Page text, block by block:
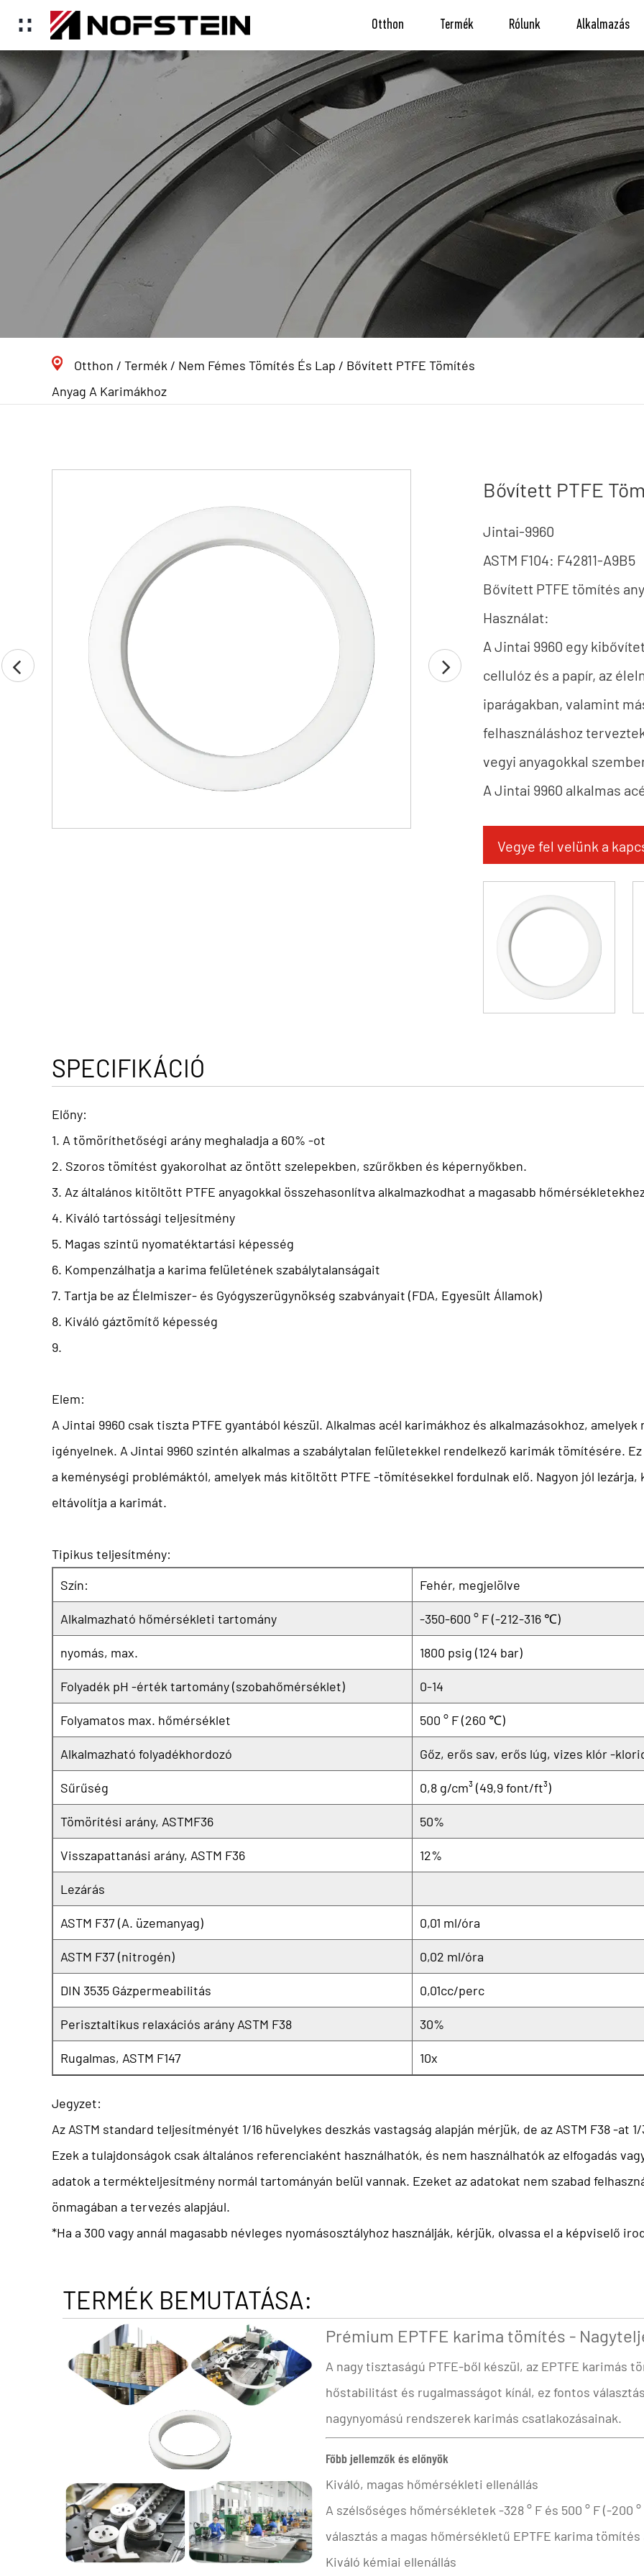
Otthon Termék Rólunk Alkalmazás
Otthon / Termék / Nem Fémes Tömítés És Lap / Bővített PTFE Tömítés
Anyag A Karimákhoz
Bővített PTFE
Jintai-9960
ASTM F104: F42811-A9B5
Bővített PTFE tömítés
Használat:
A Jintai 9960 egy
cellulóz és a papír, az
iparágakban, valamint
felhasználáshoz
vegyi anyagokkal
A Jintai 9960 alkalmas
követelményeinek.
Vegye fel velünk a
SPECIFIKÁCIÓ
Előny:
1. A tömöríthetőségi arány meghaladja a 60% -ot
2. Szoros tömítést gyakorolhat az öntött szelepekben, szűrőkben és képernyőkben.
3. Az általános kitöltött PTFE anyagokkal összehasonlítva alkalmazkodhat a magasabb
4. Kiváló tartóssági teljesítmény
5. Magas szintű nyomatéktartási képesség
6. Kompenzálhatja a karima felületének szabálytalanságait
7. Tartja be az Élelmiszer- és Gyógyszerügynökség szabványait (FDA, Egyesült Államok)
8. Kiváló gáztömítő képesség
9.
Elem:
A Jintai 9960 csak tiszta PTFE gyantából készül. Alkalmas acél karimákhoz és alkalmazásokhoz,
igényelnek. A Jintai 9960 szintén alkalmas a szabálytalan felületekkel rendelkező karimák tömítésére.
a keménységi problémáktól, amelyek más kitöltött PTFE -tömítésekkel fordulnak elő. Nagyon jól
eltávolítja a karimát.
Tipikus teljesítmény:
Szín:
Fehér, megjelölve
Alkalmazható hőmérsékleti tartomány -350-600 ° F (-212-316 ℃)
nyomás, max. 1800 psig (124 bar)
Folyadék pH -érték tartomány (szobahőmérséklet) 0-14
Folyamatos max. hőmérséklet 500 ° F (260 ℃)
Alkalmazható folyadékhordozó Gőz, erős sav, erős lúg, vizes klór -
Sűrűség 0,8 g/cm³ (49,9 font/ft³)
Tömörítési arány, ASTMF36 50%
Visszapattanási arány, ASTM F36 12%
Lezárás
ASTM F37 (A. üzemanyag) 0,01 ml/óra
ASTM F37 (nitrogén) 0,02 ml/óra
DIN 3535 Gázpermeabilitás 0,01cc/perc
Perisztaltikus relaxációs arány ASTM F38 30%
Rugalmas, ASTM F147 10x
Jegyzet:
Az ASTM standard teljesítményét 1/16 hüvelykes deszkás vastagság alapján mérjük, de az ASTM F38 -at
Ezek a tulajdonságok csak általános referenciaként használhatók, és nem használhatók az elfogadás
adatok a termékteljesítmény normál tartományán belül vannak. Ezeket az adatokat nem szabad
önmagában a tervezés alapjául.
*Ha a 300 vagy annál magasabb névleges nyomásosztályhoz használják, kérjük, olvassa el a képviselő
TERMÉK BEMUTATÁSA:
Prémium EPTFE karima tömítés -
A nagy tisztaságú PTFE-ből készül, az EPTFE karimás
hőstabilitást és rugalmasságot kínál, ez fontos
nagynyomású rendszerek karimás csatlakozásainak.
Főbb jellemzők és előnyök
Kiváló, magas hőmérsékleti ellenállás
A szélsőséges hőmérsékletek -328 ° F és 500 ° F (-
választás a magas hőmérsékletű EPTFE karima tömítés
Kiváló kémiai ellenállás